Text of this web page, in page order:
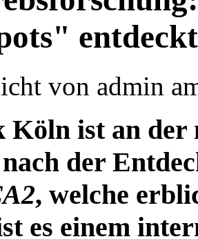
entdeckt
von admin
ist an der
der
, welche
es einem